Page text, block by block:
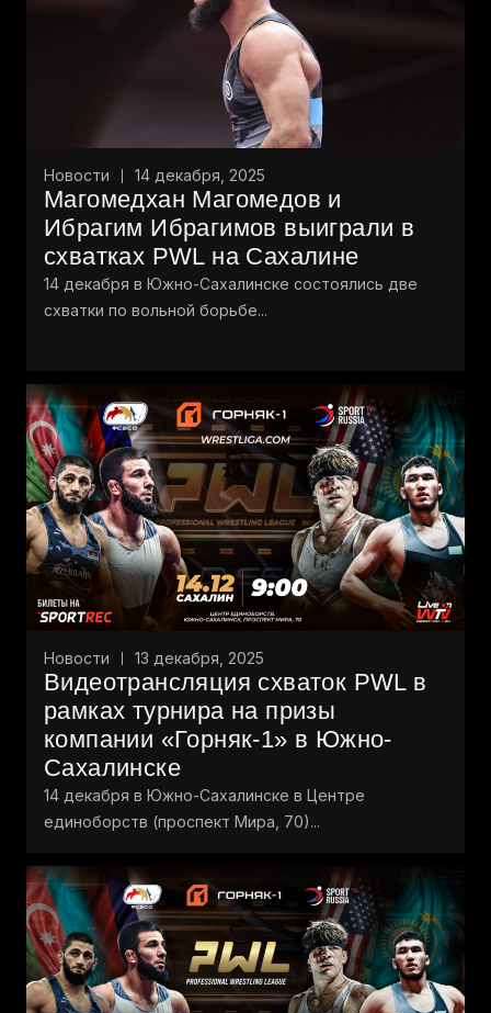
Новости 14 декабря, 2025
Магомедхан Магомедов и
Ибрагим Ибрагимов выиграли в
схватках PWL на Сахалине
14 декабря в Южно-Сахалинске состоялись две
схватки по вольной борьбе...
Новости 13 декабря, 2025
Видеотрансляция схваток PWL в
рамках турнира на призы
компании «Горняк-1» в Южно-
Сахалинске
14 декабря в Южно-Сахалинске в Центре
единоборств (проспект Мира, 70)...